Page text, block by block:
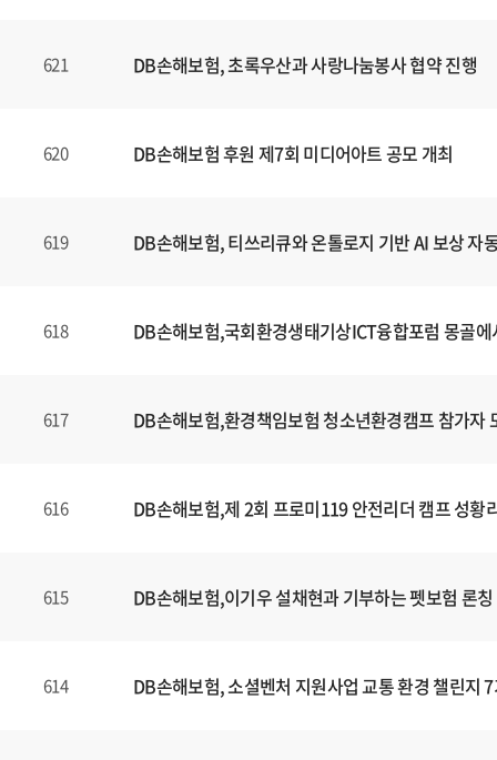
621 DB손해보험, 초록우산과 사랑나눔봉사 협약 진행
620 DB손해보험 후원 제7회 미디어아트 공모 개최
619 DB손해보험, 티쓰리큐와 온톨로지 기반 AI 보상 자
618 DB손해보험,국회환경생태기상ICT융합포럼 몽골에
617 DB손해보험,환경책임보험 청소년환경캠프 참가자
616 DB손해보험,제 2회 프로미119 안전리더 캠프 성황
615 DB손해보험,이기우 설채현과 기부하는 펫보험 론칭
614 DB손해보험, 소셜벤처 지원사업 교통 환경 챌린지